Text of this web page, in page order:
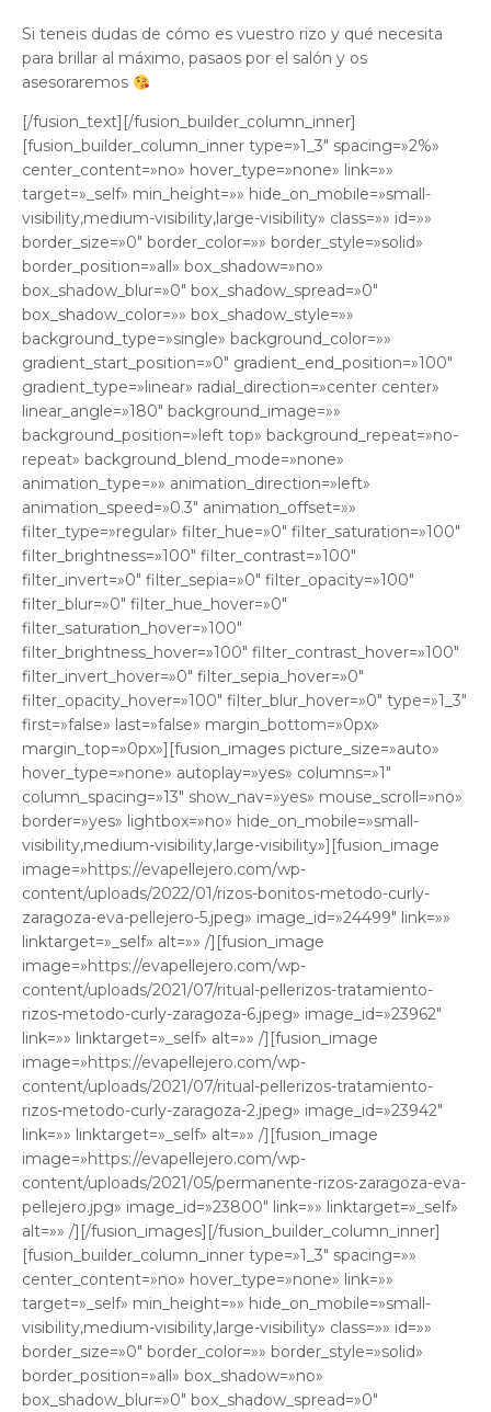
Si teneis dudas de cómo es vuestro rizo y qué necesita
para brillar al máximo, pasaos por el salón y os
asesoraremos
[/fusion_text][/fusion_builder_column_inner]
[fusion_builder_column_inner type=»1_3″ spacing=»2%»
center_content=»no» hover_type=»none» link=»»
target=»_self» min_height=»» hide_on_mobile=»small-
visibility,medium-visibility,large-visibility» class=»» id=»»
border_size=»0″ border_color=»» border_style=»solid»
border_position=»all» box_shadow=»no»
box_shadow_blur=»0″ box_shadow_spread=»0″
box_shadow_color=»» box_shadow_style=»»
background_type=»single» background_color=»»
gradient_start_position=»0″ gradient_end_position=»100″
gradient_type=»linear» radial_direction=»center center»
linear_angle=»180″ background_image=»»
background_position=»left top» background_repeat=»no-
repeat» background_blend_mode=»none»
animation_type=»» animation_direction=»left»
animation_speed=»0.3″ animation_offset=»»
filter_type=»regular» filter_hue=»0″ filter_saturation=»100″
filter_brightness=»100″ filter_contrast=»100″
filter_invert=»0″ filter_sepia=»0″ filter_opacity=»100″
filter_blur=»0″ filter_hue_hover=»0″
filter_saturation_hover=»100″
filter_brightness_hover=»100″ filter_contrast_hover=»100″
filter_invert_hover=»0″ filter_sepia_hover=»0″
filter_opacity_hover=»100″ filter_blur_hover=»0″ type=»1_3″
first=»false» last=»false» margin_bottom=»0px»
margin_top=»0px»][fusion_images picture_size=»auto»
hover_type=»none» autoplay=»yes» columns=»1″
column_spacing=»13″ show_nav=»yes» mouse_scroll=»no»
border=»yes» lightbox=»no» hide_on_mobile=»small-
visibility,medium-visibility,large-visibility»][fusion_image
image=»https://evapellejero.com/wp-
content/uploads/2022/01/rizos-bonitos-metodo-curly-
zaragoza-eva-pellejero-5.jpeg» image_id=»24499″ link=»»
linktarget=»_self» alt=»» /][fusion_image
image=»https://evapellejero.com/wp-
content/uploads/2021/07/ritual-pellerizos-tratamiento-
rizos-metodo-curly-zaragoza-6.jpeg» image_id=»23962″
link=»» linktarget=»_self» alt=»» /][fusion_image
image=»https://evapellejero.com/wp-
content/uploads/2021/07/ritual-pellerizos-tratamiento-
rizos-metodo-curly-zaragoza-2.jpeg» image_id=»23942″
link=»» linktarget=»_self» alt=»» /][fusion_image
image=»https://evapellejero.com/wp-
content/uploads/2021/05/permanente-rizos-zaragoza-eva-
pellejero.jpg» image_id=»23800″ link=»» linktarget=»_self»
alt=»» /][/fusion_images][/fusion_builder_column_inner]
[fusion_builder_column_inner type=»1_3″ spacing=»»
center_content=»no» hover_type=»none» link=»»
target=»_self» min_height=»» hide_on_mobile=»small-
visibility,medium-visibility,large-visibility» class=»» id=»»
border_size=»0″ border_color=»» border_style=»solid»
border_position=»all» box_shadow=»no»
box_shadow_blur=»0″ box_shadow_spread=»0″